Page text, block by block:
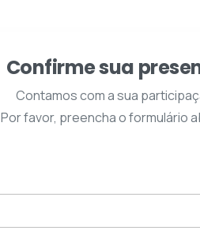
Confirmesua
Contamos com a sua
Por favor, preencha o formulário